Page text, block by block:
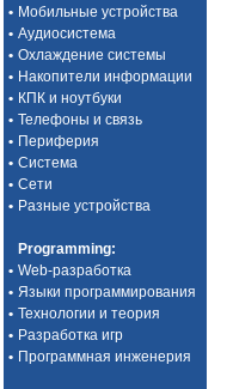
• Мобильные устройства
• Аудиосистема
• Охлаждение системы
• Накопители информации
• КПК и ноутбуки
• Телефоны и связь
• Периферия
• Система
• Сети
• Разные устройства
Programming:
• Web-разработка
• Языки программирования
• Технологии и теория
• Разработка игр
• Программная инженерия